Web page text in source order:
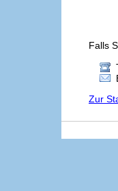
Falls
Zur